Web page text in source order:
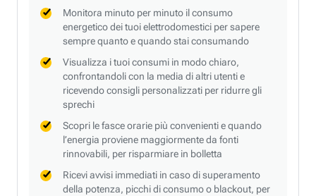
Monitora minuto per minuto il consumo
energetico dei tuoi elettrodomestici per sapere
sempre quanto e quando stai consumando
Visualizza i tuoi consumi in modo chiaro,
confrontandoli con la media di altri utenti e
ricevendo consigli personalizzati per ridurre gli
sprechi
Scopri le fasce orarie più convenienti e quando
l’energia proviene maggiormente da fonti
rinnovabili, per risparmiare in bolletta
Ricevi avvisi immediati in caso di superamento
della potenza, picchi di consumo o blackout, per